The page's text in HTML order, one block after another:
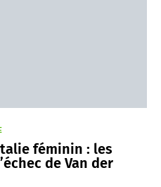
féminin : les
de Van der